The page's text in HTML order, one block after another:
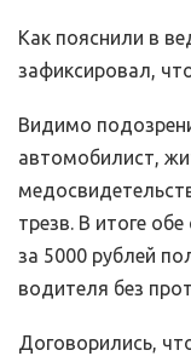
Как пояснили в
зафиксировал,
Видимо
автомобилист,
трезв. В итоге
за 5000 рублей
водителя без
Договорились,